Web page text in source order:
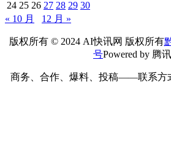
24 25 26 27 28 29 30
« 10 月
12 月 »
版权所有 © 2024 AI快讯网 版权所有
号Powered by 腾
商务、合作、爆料、投稿——联系方